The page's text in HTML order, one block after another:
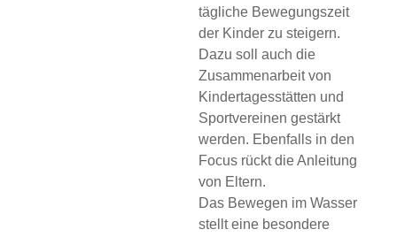
tägliche Bewegungszeit
der Kinder zu steigern.
Dazu soll auch die
Zusammenarbeit von
Kindertagesstätten und
Sportvereinen gestärkt
werden. Ebenfalls in den
Focus rückt die Anleitung
von Eltern.
Das Bewegen im Wasser
stellt eine besondere